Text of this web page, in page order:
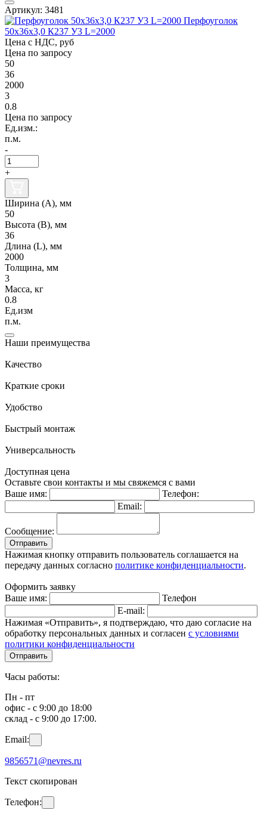
Артикул: 3481
Перфоуголок
50х36х3,0 К237 У3 L=2000
Цена с НДС, руб
Цена по запросу
50
36
2000
3
0.8
Цена по запросу
Ед.изм.:
п.м.
-
+
Ширина (А), мм
50
Высота (В), мм
36
Длина (L), мм
2000
Толщина, мм
3
Масса, кг
0.8
Ед.изм
п.м.
Наши преимущества
Качество
Краткие сроки
Удобство
Быстрый монтаж
Универсальность
Доступная цена
Оставьте свои контакты и мы свяжемся с вами
Ваше имя:
Телефон:
Email:
Сообщение:
Отправить
Нажимая кнопку отправить пользователь соглашается на
передачу данных согласно политике конфиденциальности.
Оформить заявку
Ваше имя:
Телефон
E-mail:
Нажимая «Отправить», я подтверждаю, что даю согласие на
обработку персональных данных и согласен с условиями
политики конфиденциальности
Отправить
Часы работы:
Пн - пт
офис - с 9:00 до 18:00
склад - с 9:00 до 17:00.
Email:
9856571@nevres.ru
Текст скопирован
Телефон: